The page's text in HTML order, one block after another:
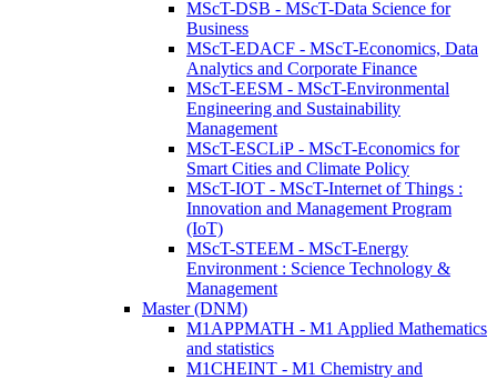
MScT-DSB - MScT-Data Science for
Business
MScT-EDACF - MScT-Economics, Data
Analytics and Corporate Finance
MScT-EESM - MScT-Environmental
Engineering and Sustainability
Management
MScT-ESCLiP - MScT-Economics for
Smart Cities and Climate Policy
MScT-IOT - MScT-Internet of Things :
Innovation and Management Program
(IoT)
MScT-STEEM - MScT-Energy
Environment : Science Technology &
Management
Master (DNM)
M1APPMATH - M1 Applied Mathematics
and statistics
M1CHEINT - M1 Chemistry and